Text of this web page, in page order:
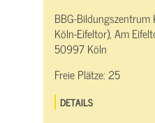
BBG-
Köln-Eifeltor), Am
50997 Köln
Freie Plätze:25
DETAILS